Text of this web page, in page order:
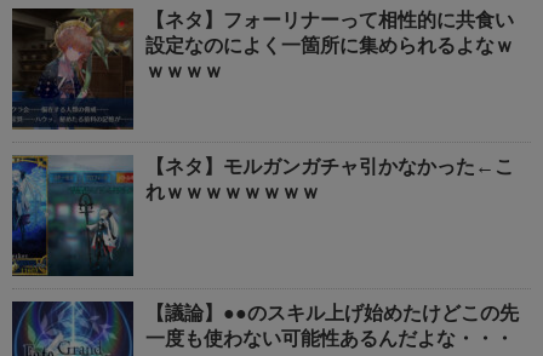
【ネタ】フォーリナーって相性的に共食い
設定なのによく一箇所に集められるよなｗ
ｗｗｗｗ
【ネタ】モルガンガチャ引かなかった←こ
れｗｗｗｗｗｗｗｗ
【議論】●●のスキル上げ始めたけどこの先
一度も使わない可能性あるんだよな・・・